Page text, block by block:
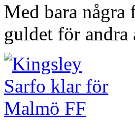
Med bara några
guldet för andra